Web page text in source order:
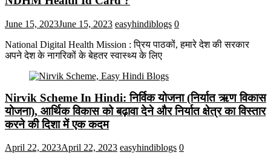
June 15, 2023June 15, 2023 easyhindiblogs 0
National Digital Health Mission : प्रिय पाठकों, हमारे देश की सरकार
अपने देश के नागरिकों के बेहतर स्वास्थ्य के लिए
Nirvik Scheme In Hindi: निर्विक योजना (निर्यात ऋण विकास
योजना), आर्थिक विकास को बढ़ावा देने और निर्यात क्षेत्र का विस्तार
करने की दिशा में एक कदम
April 22, 2023April 22, 2023 easyhindiblogs 0